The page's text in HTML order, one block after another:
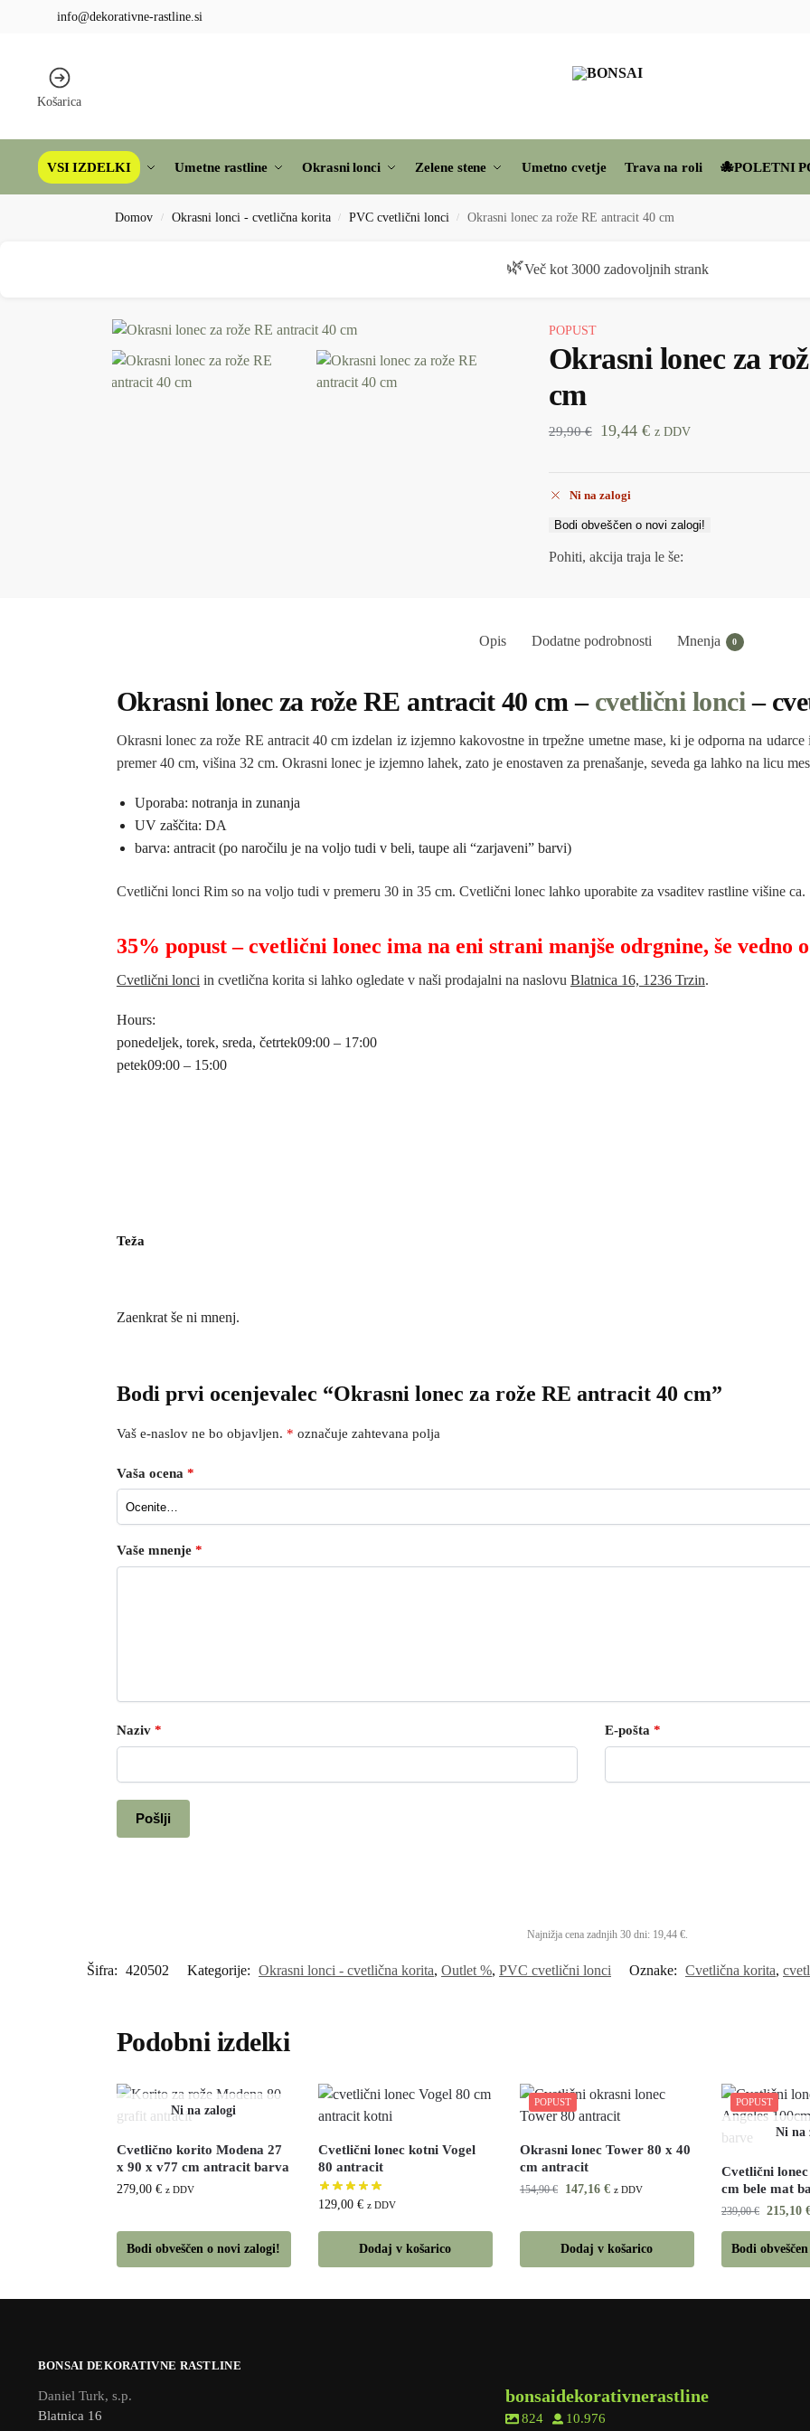
info@dekorativne-rastline.si
Košarica
VSI IZDELKI Umetne rastline Okrasni lonci Zelene stene Umetno cvetje Trava na roli 🐙POLETNI
Domov / Okrasni lonci - cvetlična korita / PVC cvetlični lonci / Okrasni lonec za rože RE antracit 40 cm
Zaupajo nam privat osebe, podjetja in arhitekti
POPUST
Okrasni lonec za
cm
29,90€ 19,44 € z DDV
Ni na zalogi
Bodi obveščen o novi zalogi!
Pohiti, akcija traja le še:
Opis Dodatne podrobnosti Mnenja 0
Okrasni lonec za rože RE antracit 40 cm – cvetlični lonci –
Okrasni lonec za rože RE antracit 40 cm izdelan iz izjemno kakovostne in trpežne umetne mase, ki je odporna na
premer 40 cm, višina 32 cm. Okrasni lonec je izjemno lahek, zato je enostaven za prenašanje, seveda ga lahko na licu
Uporaba: notranja in zunanja
UV zaščita: DA
barva: antracit (po naročilu je na voljo tudi v beli, taupe ali “zarjaveni” barvi)
Cvetlični lonci Rim so na voljo tudi v premeru 30 in 35 cm. Cvetlični lonec lahko uporabite za vsaditev rastline višine ca.
35% popust – cvetlični lonec ima na eni strani manjše odrgnine, še vedno
Cvetlični lonci in cvetlična korita si lahko ogledate v naši prodajalni na naslovu Blatnica 16, 1236 Trzin.
Hours:
ponedeljek, torek, sreda, četrtek09:00 – 17:00
petek09:00 – 15:00
Teža
Zaenkrat še ni mnenj.
Bodi prvi ocenjevalec “Okrasni lonec za rože RE antracit 40 cm”
Vaš e-naslov ne bo objavljen. * označuje zahtevana polja
Vaša ocena *
Vaše mnenje *
Naziv * E-pošta *
Najnižja cena zadnjih 30 dni: 19,44 €
Šifra: 420502 Kategorije: Okrasni lonci - cvetlična korita, Outlet %, PVC cvetlični lonci Oznake: Cvetlična korita,
Podobni izdelki
Cvetlično korito Modena 27
x 90 x v77 cm antracit barva
279,00 € z DDV
Bodi obveščen o novi zalogi!
Cvetlični lonec kotni Vogel
80 antracit
129,00 € z DDV
Dodaj v košarico
POPUST
Okrasni lonec Tower 80 x 40
cm antracit
154,90€ 147,16 € z DDV
Dodaj v košarico
POPUST
Cvetlični
cm bele mat
239,00€ 215,10
Bodi
BONSAI DEKORATIVNE RASTLINE
Daniel Turk, s.p.
Blatnica 16
bonsaidekorativnerastline
824 10.976